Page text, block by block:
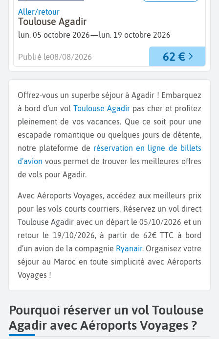
Aller/retour
Toulouse Agadir
lun. 05 octobre 2026—lun. 19 octobre 2026
62 €
Publié le08/08/2026
Offrez-vous un superbe séjour à Agadir ! Embarquez
à bord d’un vol Toulouse Agadir pas cher et profitez
pleinement de vos vacances. Que ce soit pour une
escapade romantique ou quelques jours de détente,
notre plateforme de réservation en ligne de billets
d’avion vous permet de trouver les meilleures offres
de vols pour Agadir.
Avec Aéroports Voyages, accédez aux meilleurs prix
pour les vols courts courriers. Réservez un vol direct
Toulouse Agadir avec un départ le 05/10/2026 et un
retour le 19/10/2026, à partir de 62€ TTC à bord
d’un avion de la compagnie Ryanair. Organisez votre
séjour au Maroc en toute simplicité avec Aéroports
Voyages !
Pourquoi réserver un vol Toulouse
Agadir avec Aéroports Voyages ?